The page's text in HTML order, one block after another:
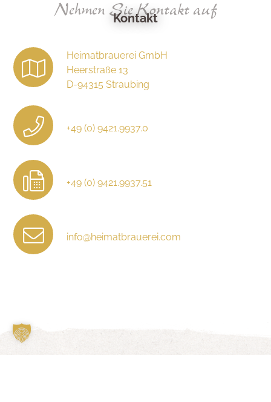
Nehmen Sie Kontakt auf
Kontakt
Heimatbrauerei GmbH
Heerstraße 13
D-94315 Straubing
+49 (0) 9421.9937.0
+49 (0) 9421.9937.51
info@heimatbrauerei.com